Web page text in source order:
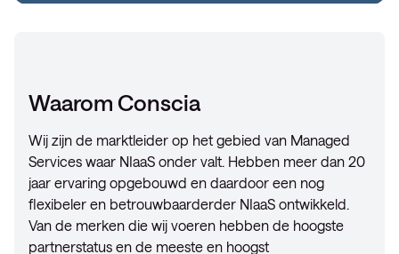
Waarom Conscia
Wij zijn de marktleider op het gebied van Managed
Services waar NIaaS onder valt. Hebben meer dan 20
jaar ervaring opgebouwd en daardoor een nog
flexibeler en betrouwbaarderder NIaaS ontwikkeld.
Van de merken die wij voeren hebben de hoogste
partnerstatus en de meeste en hoogst